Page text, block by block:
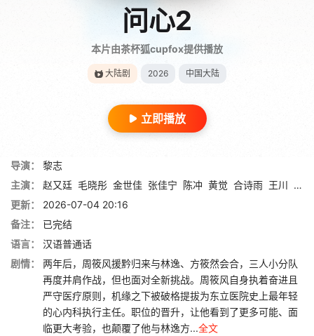
问心2
本片由茶杯狐cupfox提供播放
大陆剧 2026 中国大陆
立即播放
导演：
黎志
主演：
赵又廷 毛晓彤 金世佳 张佳宁 陈冲 黄觉 合诗雨 王川 孙
更新：
2026-07-04 20:16
备注：
已完结
语言：
汉语普通话
剧情：
两年后，周筱风援黔归来与林逸、方筱然会合，三人小分队
再度并肩作战，但也面对全新挑战。周筱风自身执着奋进且
严守医疗原则，机缘之下被破格提拔为东立医院史上最年轻
的心内科执行主任。职位的晋升，让他看到了更多可能、面
临更大考验，也颠覆了他与林逸方...全文